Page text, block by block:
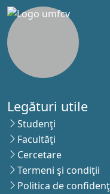
Legături utile
Studenţi
Facultăţi
Cercetare
Termeni şi condiţii
Politica de